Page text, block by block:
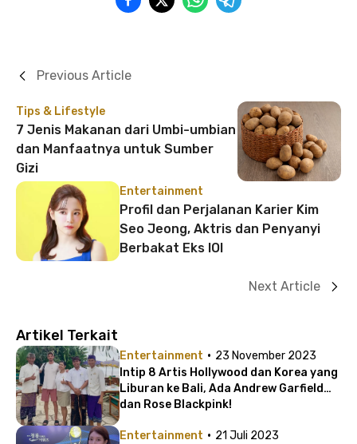
Tips & Lifestyle
7 Jenis Makanan dari Umbi-umbian
dan Manfaatnya untuk Sumber
Gizi
Previous Article
Entertainment
Profil dan Perjalanan Karier Kim
Seo Jeong, Aktris dan Penyanyi
Berbakat Eks IOI
Next Article
Artikel Terkait
Entertainment · 23 November 2023
Intip 8 Artis Hollywood dan Korea yang
Liburan ke Bali, Ada Andrew Garfield
dan Rose Blackpink!
Entertainment · 21 Juli 2023